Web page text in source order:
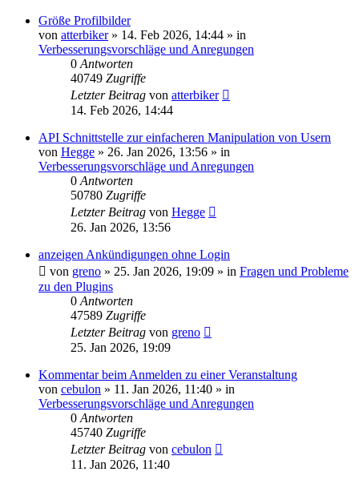
Größe Profilbilder
von atterbiker» 14. Feb 2026, 14:44 » in
Verbesserungsvorschläge und Anregungen
0 Antworten
40749 Zugriffe
Letzter Beitrag von atterbiker
14. Feb 2026, 14:44
API Schnittstelle zur einfacheren Manipulation von Usern
von Hegge » 26. Jan 2026, 13:56 » in
Verbesserungsvorschläge und Anregungen
0 Antworten
50780 Zugriffe
Letzter Beitrag von Hegge
26. Jan 2026, 13:56
anzeigen Ankündigungen ohne Login
von greno » 25. Jan 2026, 19:09 » in Fragen und Probleme
zu den Plugins
0 Antworten
47589 Zugriffe
Letzter Beitrag von greno
25. Jan 2026, 19:09
Kommentar beim Anmelden zu einer Veranstaltung
von cebulon » 11. Jan 2026, 11:40 » in
Verbesserungsvorschläge und Anregungen
0 Antworten
45740 Zugriffe
Letzter Beitrag von cebulon
11. Jan 2026, 11:40